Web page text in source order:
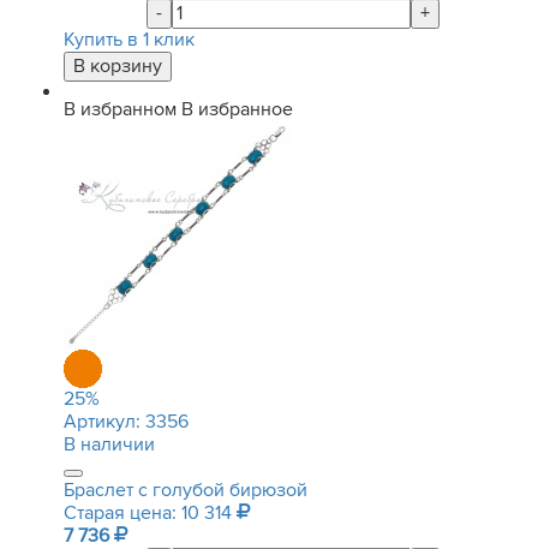
-
+
Купить в 1 клик
В избранном В избранное
25%
Артикул: 3356
В наличии
Браслет с голубой бирюзой
Старая цена: 10 314
7 736